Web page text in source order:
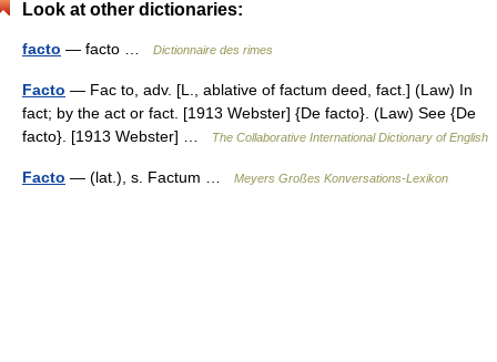
Look at other dictionaries:
facto — facto … Dictionnaire des rimes
Facto — Fac to, adv. [L., ablative of factum deed, fact.] (Law) In
fact; by the act or fact. [1913 Webster] {De facto}. (Law) See {De
facto}. [1913 Webster] …
The Collaborative International Dictionary of English
Facto — (lat.), s. Factum … Meyers Großes Konversations-Lexikon